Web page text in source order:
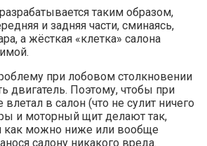
таким образом,
и задняя части, сминаясь,
а жёсткая «клетка» салона
при лобовом столкновении
двигатель. Поэтому, чтобы при
в салон (что не сулит ничего
и моторный щит делают так,
как можно ниже или вообще
салону никакого вреда.